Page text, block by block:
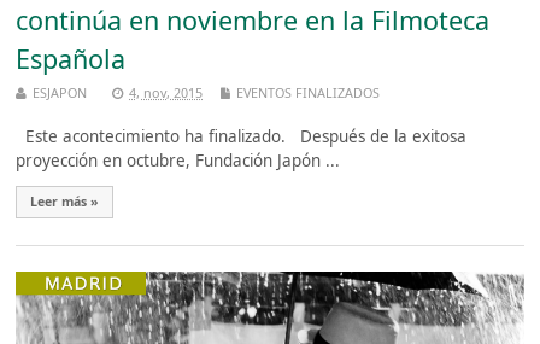
continúa en noviembre en la Filmoteca
Española
ESJAPON 4, nov, 2015 EVENTOS FINALIZADOS
Este acontecimiento ha finalizado. Después de la exitosa
proyección en octubre, Fundación Japón ...
Leer más »